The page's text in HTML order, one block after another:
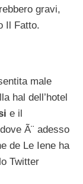
gravi,
Il Fatto.
male
hal dell’hotel
e il
Ã¨ adesso
de Le Iene ha
Twitter